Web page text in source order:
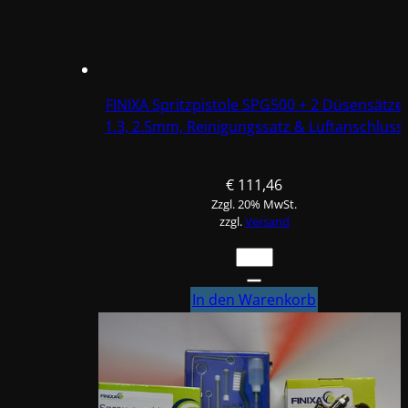
FINIXA Spritzpistole SPG500 + 2 Düsensätze
1.3, 2.5mm, Reinigungssatz & Luftanschluss
€ 111,46
Zzgl. 20% MwSt.
zzgl.Versand
FINIXA
Spritzpistole
SPG500
Düsensätze
1.3,
In den Warenkorb